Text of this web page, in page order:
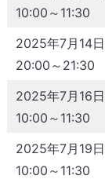
10:00～11:30
2025年7月14日
20:00～21:30
2025年7月16日
10:00～11:30
2025年7月19日
10:00～11:30